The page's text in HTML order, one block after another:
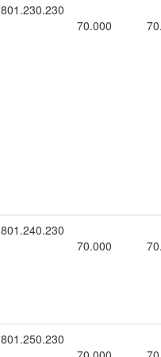
801.230.230
70.000
801.240.230
70.000
801.250.230